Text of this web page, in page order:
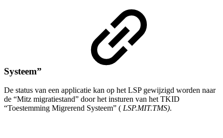
Systeem”
De status van een applicatie kan op het LSP gewijzigd worden naar
de “Mitz migratiestand” door het insturen van het TKID
“Toestemming Migrerend Systeem” ( LSP.MIT.TMS).